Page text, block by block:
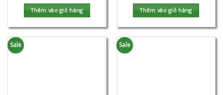
Thêm vào giỏ hàng Thêm vào giỏ hàng
Sale Sale